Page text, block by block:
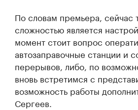
По словам премьера, сейчас
сложностью является
момент стоит вопрос
автозаправочные станции и
перерывов, либо, по
вновь встретимся с
возможность работы
Сергеев.